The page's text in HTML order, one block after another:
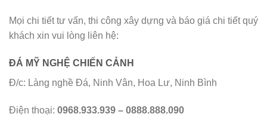
Mọi chi tiết tư vấn, thi công xây dựng và báo giá chi tiết quý
khách xin vui lòng liên hệ:
ĐÁ MỸ NGHỆ CHIẾN CẢNH
Đ/c: Làng nghề Đá, Ninh Vân, Hoa Lư, Ninh Bình
Điện thoại: 0968.933.939 – 0888.888.090